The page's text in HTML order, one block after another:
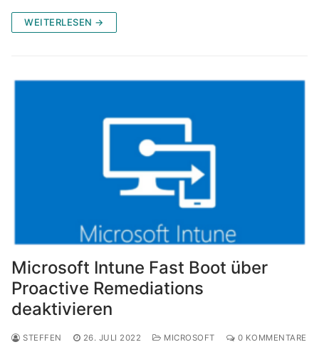
WEITERLESEN →
Microsoft Intune Fast Boot über
Proactive Remediations
deaktivieren
STEFFEN 26. JULI 2022 MICROSOFT 0 KOMMENTARE